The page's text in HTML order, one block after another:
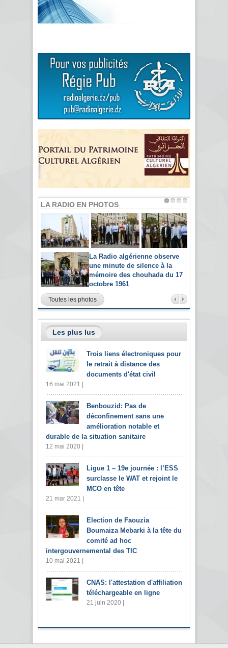
LA RADIO EN PHOTOS
La Radio algérienne observe
une minute de silence à la
mémoire des chouhada du 17
octobre 1961
Toutes les photos
Les plus lus
Trois liens électroniques pour
le retrait à distance des
documents d'état civil
16 mai 2021 |
Benbouzid: Pas de
déconfinement sans une
amélioration notable et
durable de la situation sanitaire
12 mai 2020 |
Ligue 1 – 19e journée : l’ESS
surclasse le WAT et rejoint le
MCO en tête
21 mar 2021 |
Election de Faouzia
Boumaiza Mebarki à la tête du
comité ad hoc
intergouvernemental des TIC
10 mai 2021 |
CNAS: l'attestation d'affiliation
téléchargeable en ligne
21 juin 2020 |